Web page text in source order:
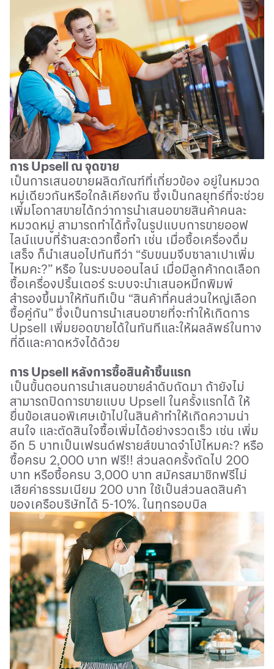
การ Upsell ณ จุดขาย
เป็นการเสนอขายผลิตภัณฑ์ที่เกี่ยวข้อง อยู่ในหมวด
หมู่เดียวกันหรือใกล้เคียงกัน ซึ่งเป็นกลยุทธ์ที่จะช่วย
เพิ่มโอกาสขายได้กว่าการนำเสนอขายสินค้าคนละ
หมวดหมู่ สามารถทำได้ทั้งในรูปแบบการขายออฟ
ไลน์แบบที่ร้านสะดวกซื้อทำ เช่น เมื่อซื้อเครื่องดื่ม
เสร็จ ก็นำเสนอไปทันทีว่า “รับขนมจีบซาลาเปาเพิ่ม
ไหมคะ?” หรือ ในระบบออนไลน์ เมื่อมีลูกค้ากดเลือก
ซื้อเครื่องปริ้นเตอร์ ระบบจะนำเสนอหมึกพิมพ์
สำรองขึ้นมาให้ทันทีเป็น “สินค้าที่คนส่วนใหญ่เลือก
ซื้อคู่กัน” ซึ่งเป็นการนำเสนอขายที่จะทำให้เกิดการ
Upsell เพิ่มยอดขายได้ในทันทีและให้ผลลัพธ์ในทาง
ที่ดีและคาดหวังได้ด้วย
การ Upsell หลังการซื้อสินค้าชิ้นแรก
เป็นขั้นตอนการนำเสนอขายลำดับถัดมา ถ้ายังไม่
สามารถปิดการขายแบบ Upsell ในครั้งแรกได้ ให้
ยื่นข้อเสนอพิเศษเข้าไปในสินค้าทำให้เกิดความน่า
สนใจ และตัดสินใจซื้อเพิ่มได้อย่างรวดเร็ว เช่น เพิ่ม
อีก 5 บาทเป็นเฟรนด์ฟรายส์ขนาดจำโบ้ไหมคะ? หรือ
ซื้อครบ 2,000 บาท ฟรี!! ส่วนลดครั้งถัดไป 200
บาท หรือซื้อครบ 3,000 บาท สมัครสมาชิกฟรีไม่
เสียค่าธรรมเนียม 200 บาท ใช้เป็นส่วนลดสินค้า
ของเครือบริษัทได้ 5-10%. ในทุกรอบบิล